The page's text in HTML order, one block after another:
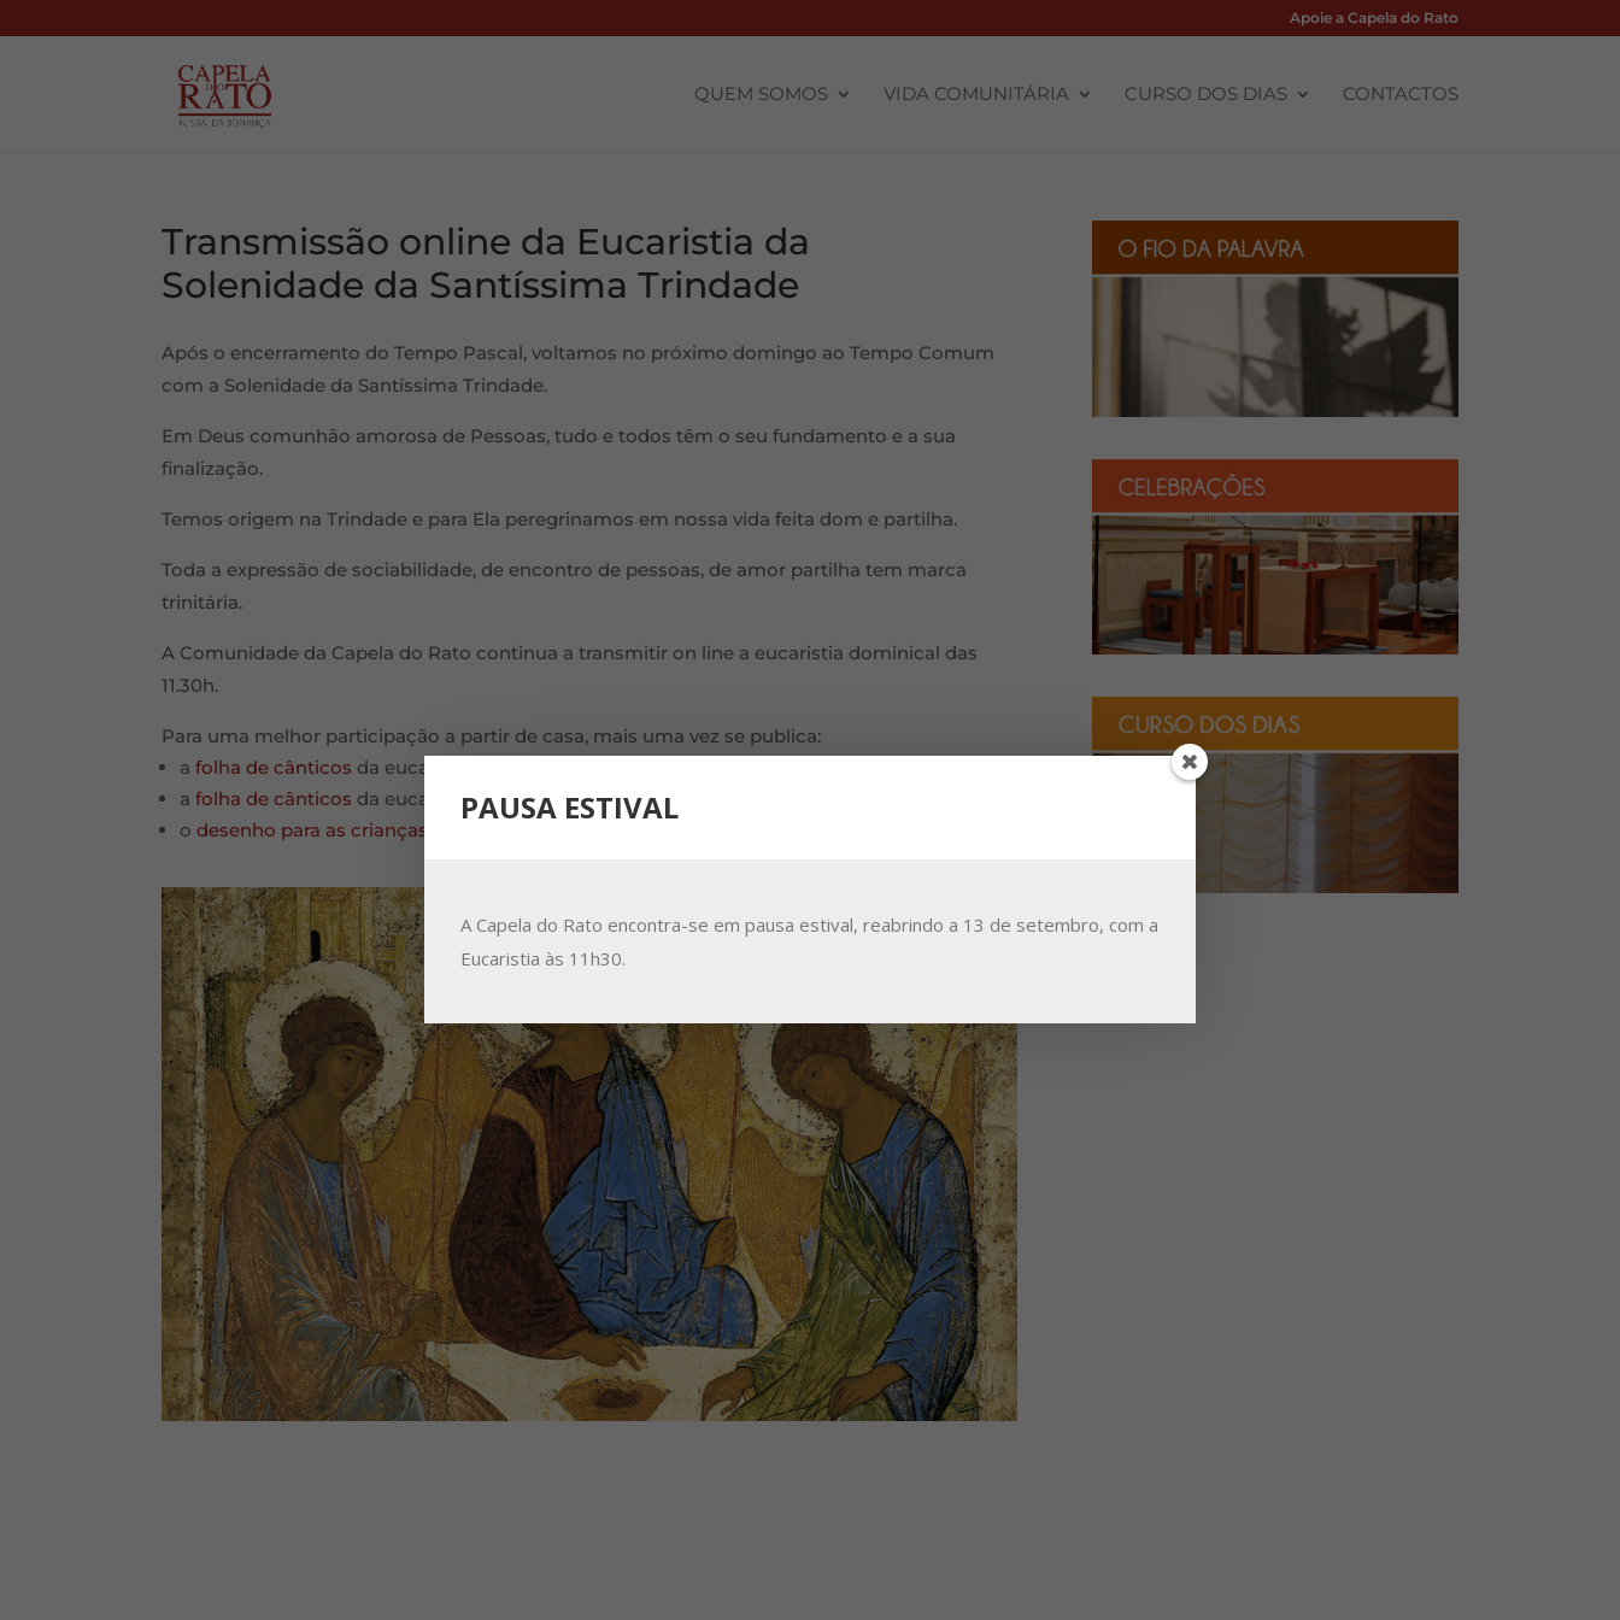
Apoie a Capela do Rato
QUEM SOMOS VIDA COMUNITÁRIA CURSO DOS DIAS CONTACTOS
Transmissão online da Eucaristia da
Solenidade da Santíssima Trindade
Após o encerramento do Tempo Pascal, voltamos no próximo domingo ao Tempo Comum
com a Solenidade da Santíssima Trindade.
Em Deus comunhão amorosa de Pessoas, tudo e todos têm o seu fundamento e a sua
finalização.
Temos origem na Trindade e para Ela peregrinamos em nossa vida feita dom e partilha.
Toda a expressão de sociabilidade, de encontro de pessoas, de amor partilha tem marca
trinitária.
A Comunidade da Capela do Rato continua a transmitir on line a eucaristia dominical das
11.30h.
Para uma melhor participação a partir de casa, mais uma vez se publica:
afolha de cânticos da eucaristia de sábado;
afolha de cânticos da eucaristia de domingo;
odesenho para as crianças
PAUSA ESTIVAL
A Capela do Rato encontra-se em pausa estival, reabrindo a 13 de setembro, com a
Eucaristia às 11h30.